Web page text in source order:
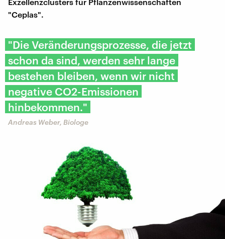
"Ceplas".
"Die Veränderungsprozesse, die jetzt
schon da sind, werden sehr lange
bestehen bleiben, wenn wir nicht
negative CO2-Emissionen
hinbekommen."
Andreas Weber, Biologe